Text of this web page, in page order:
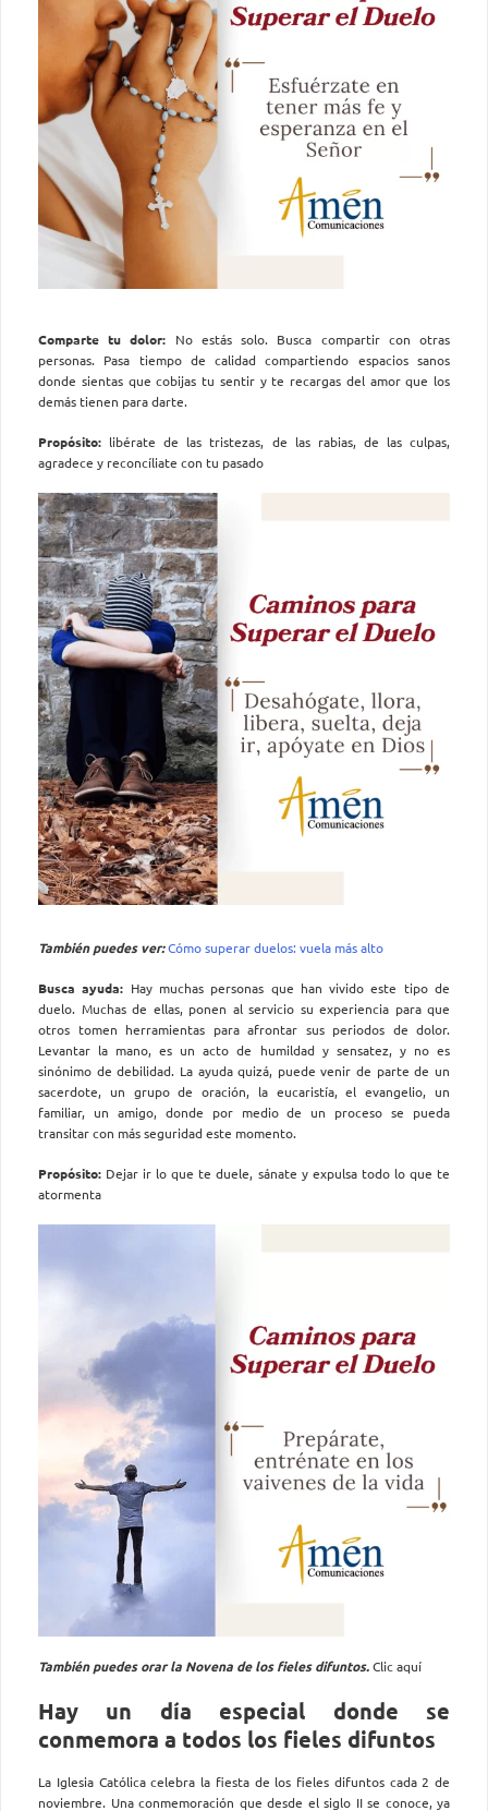
Comparte tu dolor: No estás solo. Busca compartir con otras
personas. Pasa tiempo de calidad compartiendo espacios sanos
donde sientas que cobijas tu sentir y te recargas del amor que los
demás tienen para darte.
Propósito: libérate de las tristezas, de las rabias, de las culpas,
agradece y reconcíliate con tu pasado
También puedes ver:Cómo superar duelos: vuela más alto
Busca ayuda: Hay muchas personas que han vivido este tipo de
duelo. Muchas de ellas, ponen al servicio su experiencia para que
otros tomen herramientas para afrontar sus periodos de dolor.
Levantar la mano, es un acto de humildad y sensatez, y no es
sinónimo de debilidad. La ayuda quizá, puede venir de parte de un
sacerdote, un grupo de oración, la eucaristía, el evangelio, un
familiar, un amigo, donde por medio de un proceso se pueda
transitar con más seguridad este momento.
Propósito: Dejar ir lo que te duele, sánate y expulsa todo lo que te
atormenta
También puedes orar la Novena de los fieles difuntos.Clic aquí
Hay un día especial donde se
conmemora a todos los fieles difuntos
La Iglesia Católica celebra la fiesta de los fieles difuntos cada 2 de
noviembre. Una conmemoración que desde el siglo II se conoce, ya